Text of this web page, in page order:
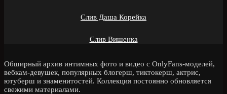
Слив Даша Корейка
Слив Вишенка
Обширный архив интимных фото и видео с OnlyFans-моделей,
вебкам-девушек, популярных блогерш, тиктокерш, актрис,
ютуберш и знаменитостей. Коллекция постоянно обновляется
свежими материалами.